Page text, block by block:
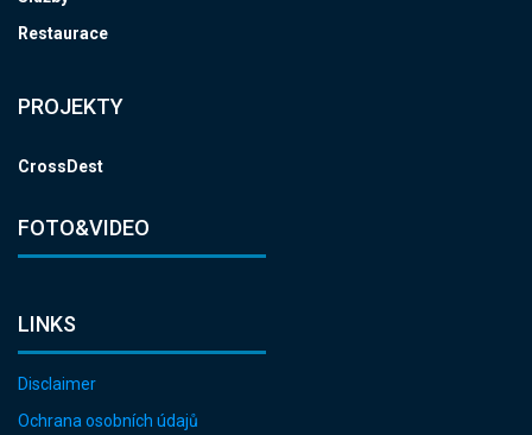
Restaurace
PROJEKTY
CrossDest
FOTO&VIDEO
LINKS
Disclaimer
Ochrana osobních údajů